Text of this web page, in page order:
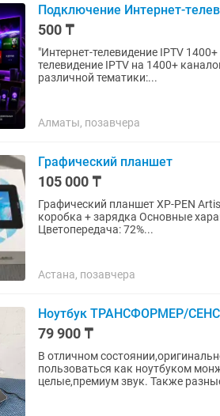
Подключение Интернет-
500 ₸
"Интернет-телевидение IPTV 1400+ каналов за 500
телевидение IPTV на 1400+
различной тематики:...
Алматы, позавчера
Графический планшет
105 000 ₸
Графический планшет XP-PEN
коробка + зарядка Основные
Цветопередача: 72%...
Астана, позавчера
Ноутбук ТРАНСФОРМЕР/
79 900 ₸
В отличном
пользоваться как ноутбуком
целые,премиум звук. Также